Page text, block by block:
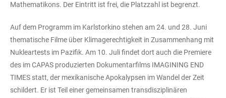
Mathematikons. Der Eintritt ist frei, die Platzzahl ist begrenzt.
Auf dem Programm im Karlstorkino stehen am 24. und 28. Juni
thematische Filme über Klimagerechtigkeit in Zusammenhang mit
Nukleartests im Pazifik. Am 10. Juli findet dort auch die Premiere
des im CAPAS produzierten Dokumentarfilms IMAGINING END
TIMES statt, der mexikanische Apokalypsen im Wandel der Zeit
schildert. Er ist Teil einer gemeinsamen transdisziplinären